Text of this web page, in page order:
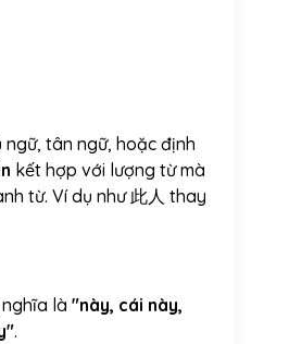
ngữ, tân ngữ, hoặc định
kết hợp với lượng từ mà
từ. Ví dụ như 此人 thay
là "này, cái này,
.